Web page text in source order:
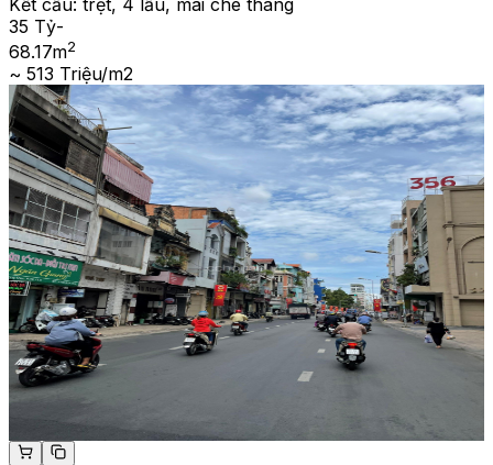
35 Tỷ-
68.17m2
~ 513 Triệu/m2